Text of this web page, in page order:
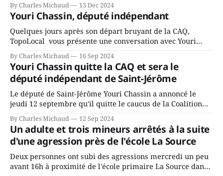
fait l’annonce en s’adressant aux employés de la ville,
rassemblés en soirée pour leur traditionnel souper
By Charles Michaud 13 Dec 2024
Youri Chassin, député indépendant
Quelques jours après son départ bruyant de la CAQ,
TopoLocal vous présente une conversation avec Youri
depuis longtemps? Sera-t-il candidat indépendant dans 2
ans? Joindrait-il un autre parti, par exemple les
conservateurs d’Éric Duhaime? Que lui
By Charles Michaud 16 Sep 2024
Youri Chassin quitte la CAQ et sera le
député indépendant de Saint-Jérôme
Le député de Saint-Jérôme Youri Chassin a annoncé le
jeudi 12 septembre qu'il quitte le caucus de la Coalition
gouvernement de la CAQ, surtout de son incapacité, qu'il
juge chronique, à offrir des
By Charles Michaud 12 Sep 2024
Un adulte et trois mineurs arrêtés à la suite
d'une agression près de l'école La Source
Deux personnes ont subi des agressions mercredi un peu
avant 16h à proximité de l'école primaire La Source dans